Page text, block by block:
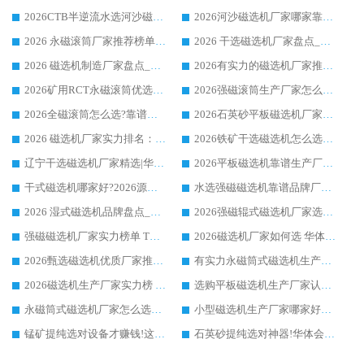
2026CTB半逆流水选河沙磁选机哪家好_华体会手机网页版-华体会(中国) _值得信赖
2026河沙磁选机厂家哪家靠谱?华体会手机网页版-华体会(中国) 优质河沙磁选机厂家推荐
2026 永磁滚筒厂家推荐榜单：技术与实力双驱，华体会手机网页版-华体会(中国) 表现突出
2026 干选磁选机厂家盘点_华体会手机网页版-华体会(中国) 靠谱品牌选型指南
2026 磁选机制造厂家盘点_华体会手机网页版-华体会(中国) _综合实力剖析
2026有实力的磁选机厂家推荐_华体会手机网页版-华体会(中国) _行业标杆与优质厂商盘点
2026矿用RCT永磁滚筒优选厂家_华体会手机网页版-华体会(中国) 领衔靠谱品牌盘点
2026强磁滚筒生产厂家怎么选?行业口碑推荐华体会手机网页版-华体会(中国)
2026全磁滚筒怎么选?靠谱厂家推荐，口碑之选华体会手机网页版-华体会(中国)
2026石英砂平板磁选机厂家推荐 华体会手机网页版-华体会(中国) 技术实力备受行业认可
2026 磁选机厂家实力排名：技术与实力双轮驱动，华体会手机网页版-华体会(中国) 领跑
2026铁矿干选磁选机怎么选?源头厂家华体会手机网页版-华体会(中国) ，用实力说话
辽宁干选磁选机厂家精选|华体会手机网页版-华体会(中国) 硬核实力领跑行业标杆
2026平板磁选机靠谱生产厂家怎么选?行业标杆华体会手机网页版-华体会(中国) ，凭硬实力脱颖而出
干式磁选机哪家好?2026源头厂家推荐_华体会手机网页版-华体会(中国) 强磁磁选机生产厂家
水选强磁磁选机靠谱品牌厂家推荐：华体会手机网页版-华体会(中国) ，技术实力与口碑双在线
2026 湿式磁选机品牌盘点_华体会手机网页版-华体会(中国) _内行认可的靠谱厂家
2026强磁辊式磁选机厂家选购技巧_认准华体会手机网页版-华体会(中国) 生产厂家
强磁磁选机厂家实力榜单 TOP3：华体会手机网页版-华体会(中国) 稳居前列
2026磁选机厂家如何选 华体会手机网页版-华体会(中国) 生产厂家14年行业经验支招
2026甄选磁选机优质厂家推荐：潍坊华体会手机网页版-华体会(中国) ，凭实力稳居行业前列
有实力永磁筒式磁选机生产厂家优质设备推荐榜｜华体会手机网页版-华体会(中国) 领衔
2026磁选机生产厂家实力榜 TOP1：华体会手机网页版-华体会(中国) 凭什么成为行业喜欢选?
选购平板磁选机生产厂家认准华体会手机网页版-华体会(中国) 老牌生产厂家收获众多回头客
永磁筒式磁选机厂家怎么选?14 年老厂华体会手机网页版-华体会(中国) 凭实力出圈，这 5 大优势太圈粉
小型磁选机生产厂家哪家好?2026 年实测推荐，华体会手机网页版-华体会(中国) 十年口碑厂值得闭眼入
锰矿提纯选对设备才赚钱!这家临朐厂家的强磁辊磁选机凭啥成行业标杆?
石英砂提纯选对神器!华体会手机网页版-华体会(中国) 强磁辊式磁选机价格优势全解析(2026 实测)